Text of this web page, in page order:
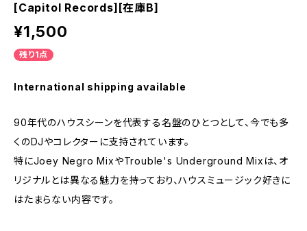
[Capitol Records][在庫B]
¥1,500
残り1点
International shipping available
90年代のハウスシーンを代表する名盤のひとつとして、今でも多
くのDJやコレクターに支持されています。
特にJoey Negro MixやTrouble's Underground Mixは、オ
リジナルとは異なる魅力を持っており、ハウスミュージック好きに
はたまらない内容です。